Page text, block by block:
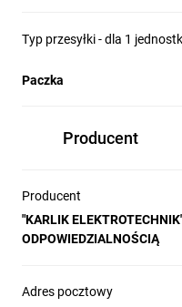
Typ przesyłki - dla 1
Paczka
Producent
Producent
"KARLIK
ODPOWIEDZIALNOŚCIĄ
Adres pocztowy